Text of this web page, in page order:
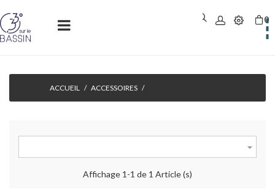
0
ACCUEIL ACCESSOIRES

Affichage 1-1 de 1 Article (s)